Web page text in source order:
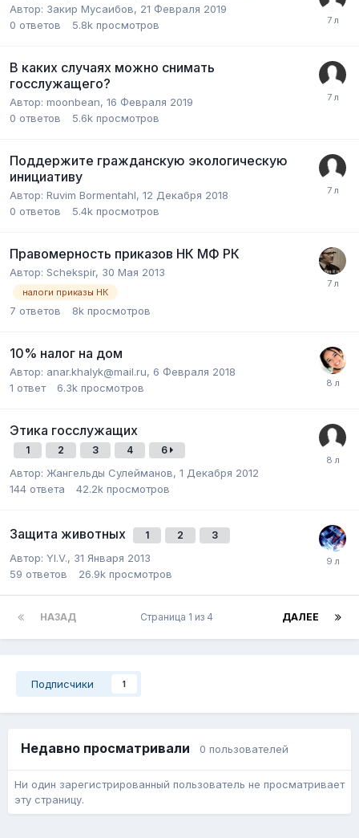
Автор: Закир Мусаибов, 21 Февраля 2019
0 ответов 5.8k просмотров
В каких случаях можно снимать
госслужащего?
Автор: moonbean, 16 Февраля 2019
0 ответов 5.6k просмотров
Поддержите гражданскую экологическую
инициативу
Автор: Ruvim Bormentahl, 12 Декабря 2018
0 ответов 5.4k просмотров
Правомерность приказов НК МФ РК
Автор: Schekspir, 30 Мая 2013
налоги приказы НК
7 ответов 8k просмотров
10% налог на дом
Автор: anar.khalyk@mail.ru, 6 Февраля 2018
1 ответ 6.3k просмотров
Этика госслужащих
1 2 3 4 6
Автор: Жангельды Сулейманов, 1 Декабря 2012
144 ответа 42.2k просмотров
Защита животных 1 2 3
Автор: Yl.V., 31 Января 2013
59 ответов 26.9k просмотров
НАЗАД ДАЛЕЕ
Страница 1 из 4
Подписчики 1
Недавно просматривали 0 пользователей
Ни один зарегистрированный пользователь не просматривает
эту страницу.